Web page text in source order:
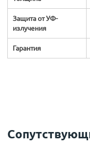
Защита от УФ-
излучения
Гарантия